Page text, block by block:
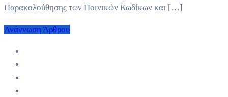
Παρακολούθησης των Ποινικών Κωδίκων και […]
Ανάγνωση Άρθρου